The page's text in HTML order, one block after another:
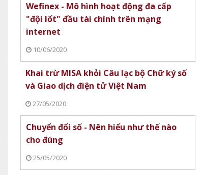
Wefinex - Mô hình hoạt động đa cấp
"đội lốt" đầu tài chính trên mạng
internet
10/06/2020
Khai trừ MISA khỏi Câu lạc bộ Chữ ký số
và Giao dịch điện tử Việt Nam
27/05/2020
Chuyển đổi số - Nên hiểu như thế nào
cho đúng
25/05/2020